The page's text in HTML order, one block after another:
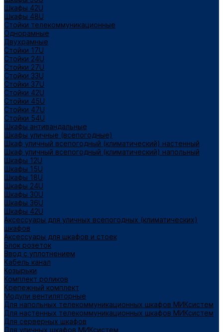
Шкафы 42U
Шкафы 48U
Стойки телекоммуникационные
Однорамные
Двухрамные
Стойки 17U
Стойки 24U
Стойки 27U
Стойки 33U
Стойки 37U
Стойки 42U
Стойки 45U
Стойки 47U
Стойки 54U
Шкафы антивандальные
Шкафы уличные (всепогодные)
Шкаф уличный всепогодный (климатический) настенный
Шкаф уличный всепогодный (климатический) напольный
Шкафы 12U
Шкафы 15U
Шкафы 18U
Шкафы 24U
Шкафы 30U
Шкафы 36U
Шкафы 42U
Аксессуары для уличных всепогодных (климатических)
шкафов
Аксессуары для шкафов и стоек
Блок розеток
Ввод с уплотнением
Кабель канал
Козырьки
Комплект роликов
Крепежный комплект
Модули вентиляторные
Для напольных телекоммуникационных шкафов МИКсистем
Для настенных телекоммуникационных шкафов МИКсистем
Для серверных шкафов
Для уличных шкафов МИКсистем